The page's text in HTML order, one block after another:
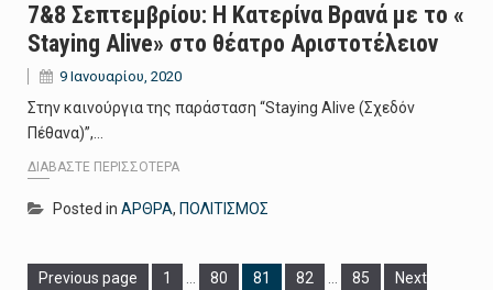
7&8 Σεπτεμβρίου: Η Κατερίνα Βρανά με το «
Staying Alive» στο θέατρο Αριστοτέλειον
9 Ιανουαρίου, 2020
Στην καινούργια της παράσταση “Staying Alive (Σχεδόν
Πέθανα)”,…
ΔΙΑΒΆΣΤΕ ΠΕΡΙΣΣΌΤΕΡΑ
Posted in ΑΡΘΡΑ, ΠΟΛΙΤΙΣΜΟΣ
Previous page Page
1 Page
80 Page
81 Page
82 Page
85 Next